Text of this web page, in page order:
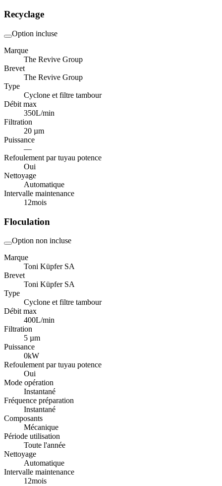
Recyclage
Option incluse
Marque
The Revive Group
Brevet
The Revive Group
Type
Cyclone et filtre tambour
Débit max
350L/min
Filtration
20 µm
Puissance
—
Refoulement par tuyau potence
Oui
Nettoyage
Automatique
Intervalle maintenance
12mois
Floculation
Option non incluse
Marque
Toni Küpfer SA
Brevet
Toni Küpfer SA
Type
Cyclone et filtre tambour
Débit max
400L/min
Filtration
5 µm
Puissance
0kW
Refoulement par tuyau potence
Oui
Mode opération
Instantané
Fréquence préparation
Instantané
Composants
Mécanique
Période utilisation
Toute l'année
Nettoyage
Automatique
Intervalle maintenance
12mois